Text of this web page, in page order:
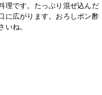
理です。たっぷり混ぜ込んだ
に広がります。おろしポン酢
ね。